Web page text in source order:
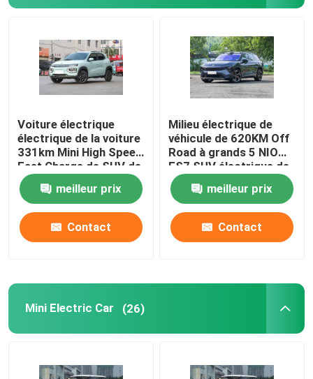
Voiture électrique
électrique de la voiture
331km Mini High Speed
Fast Charge de SUV de
boîte nanoe de
DongFengmeilleur prix
Contact
Milieu électrique de
véhicule de 620KM Off
Road à grands 5 NIO
ES7 SUV électrique de
portes
meilleur prix
Contact
Mini Electric Car (26)